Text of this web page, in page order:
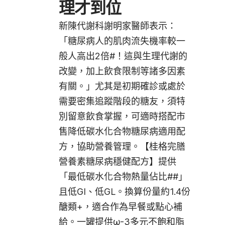
理才到位
新陳代謝科謝明家醫師表示：
「糖尿病人的肌肉流失機率較一
般人高出2倍#！這與生理代謝的
改變，加上飲食限制等諸多因素
有關。」尤其是初期確診或處於
需要密集追蹤階段的糖友，須特
別留意飲食掌握，可適時搭配市
售降低碳水化合物糖尿病適用配
方，協助營養管理。【桂格完膳
營養素糖尿病穩健配方】提供
「最低碳水化合物熱量佔比##」
且低GI、低GL。換算份量約1.4份
醣類+ ，適合作為早餐或點心補
給。一罐提供ω-3多元不飽和脂